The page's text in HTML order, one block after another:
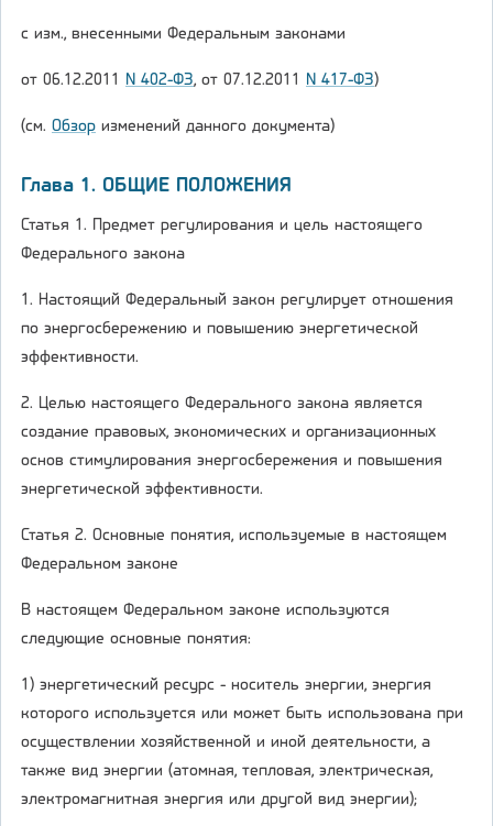
с изм., внесенными Федеральным законами
от 06.12.2011 N 402-ФЗ, от 07.12.2011 N 417-ФЗ)
(см. Обзор изменений данного документа)
Глава 1. ОБЩИЕ ПОЛОЖЕНИЯ
Статья 1. Предмет регулирования и цель настоящего
Федерального закона
1. Настоящий Федеральный закон регулирует отношения
по энергосбережению и повышению энергетической
эффективности.
2. Целью настоящего Федерального закона является
создание правовых, экономических и организационных
основ стимулирования энергосбережения и повышения
энергетической эффективности.
Статья 2. Основные понятия, используемые в настоящем
Федеральном законе
В настоящем Федеральном законе используются
следующие основные понятия:
1) энергетический ресурс - носитель энергии, энергия
которого используется или может быть использована при
осуществлении хозяйственной и иной деятельности, а
также вид энергии (атомная, тепловая, электрическая,
электромагнитная энергия или другой вид энергии);